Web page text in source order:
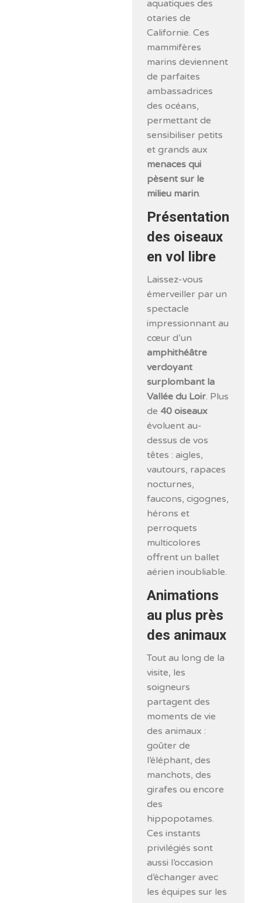
aquatiques des
otaries de
Californie. Ces
mammifères
marins deviennent
de parfaites
ambassadrices
des océans,
permettant de
sensibiliser petits
et grands aux
menaces qui
pèsent sur le
milieu marin.
Présentation
des oiseaux
en vol libre
Laissez-vous
émerveiller par un
spectacle
impressionnant au
cœur d’un
amphithéâtre
verdoyant
surplombant la
Vallée du Loir. Plus
de 40 oiseaux
évoluent au-
dessus de vos
têtes : aigles,
vautours, rapaces
nocturnes,
faucons, cigognes,
hérons et
perroquets
multicolores
offrent un ballet
aérien inoubliable.
Animations
au plus près
des animaux
Tout au long de la
visite, les
soigneurs
partagent des
moments de vie
des animaux :
goûter de
l’éléphant, des
manchots, des
girafes ou encore
des
hippopotames.
Ces instants
privilégiés sont
aussi l’occasion
d’échanger avec
les équipes sur les